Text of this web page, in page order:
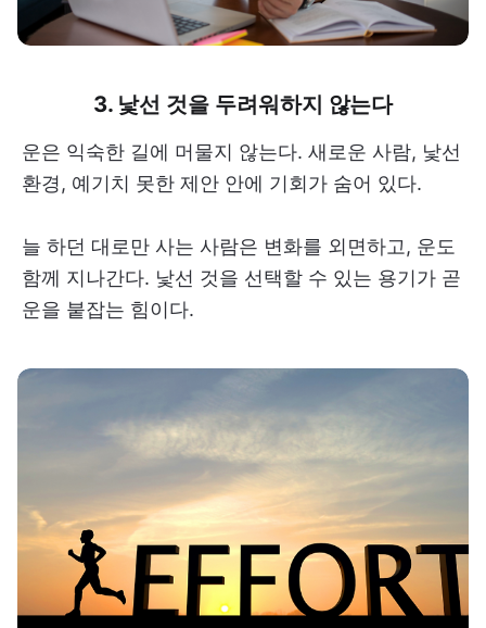
3. 낯선 것을 두려워하지 않는다
운은 익숙한 길에 머물지 않는다. 새로운 사람, 낯선
환경, 예기치 못한 제안 안에 기회가 숨어 있다.
늘 하던 대로만 사는 사람은 변화를 외면하고, 운도
함께 지나간다. 낯선 것을 선택할 수 있는 용기가 곧
운을 붙잡는 힘이다.